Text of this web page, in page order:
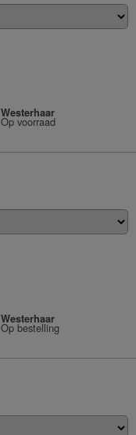
Westerhaar
Op voorraad
Westerhaar
Op bestelling